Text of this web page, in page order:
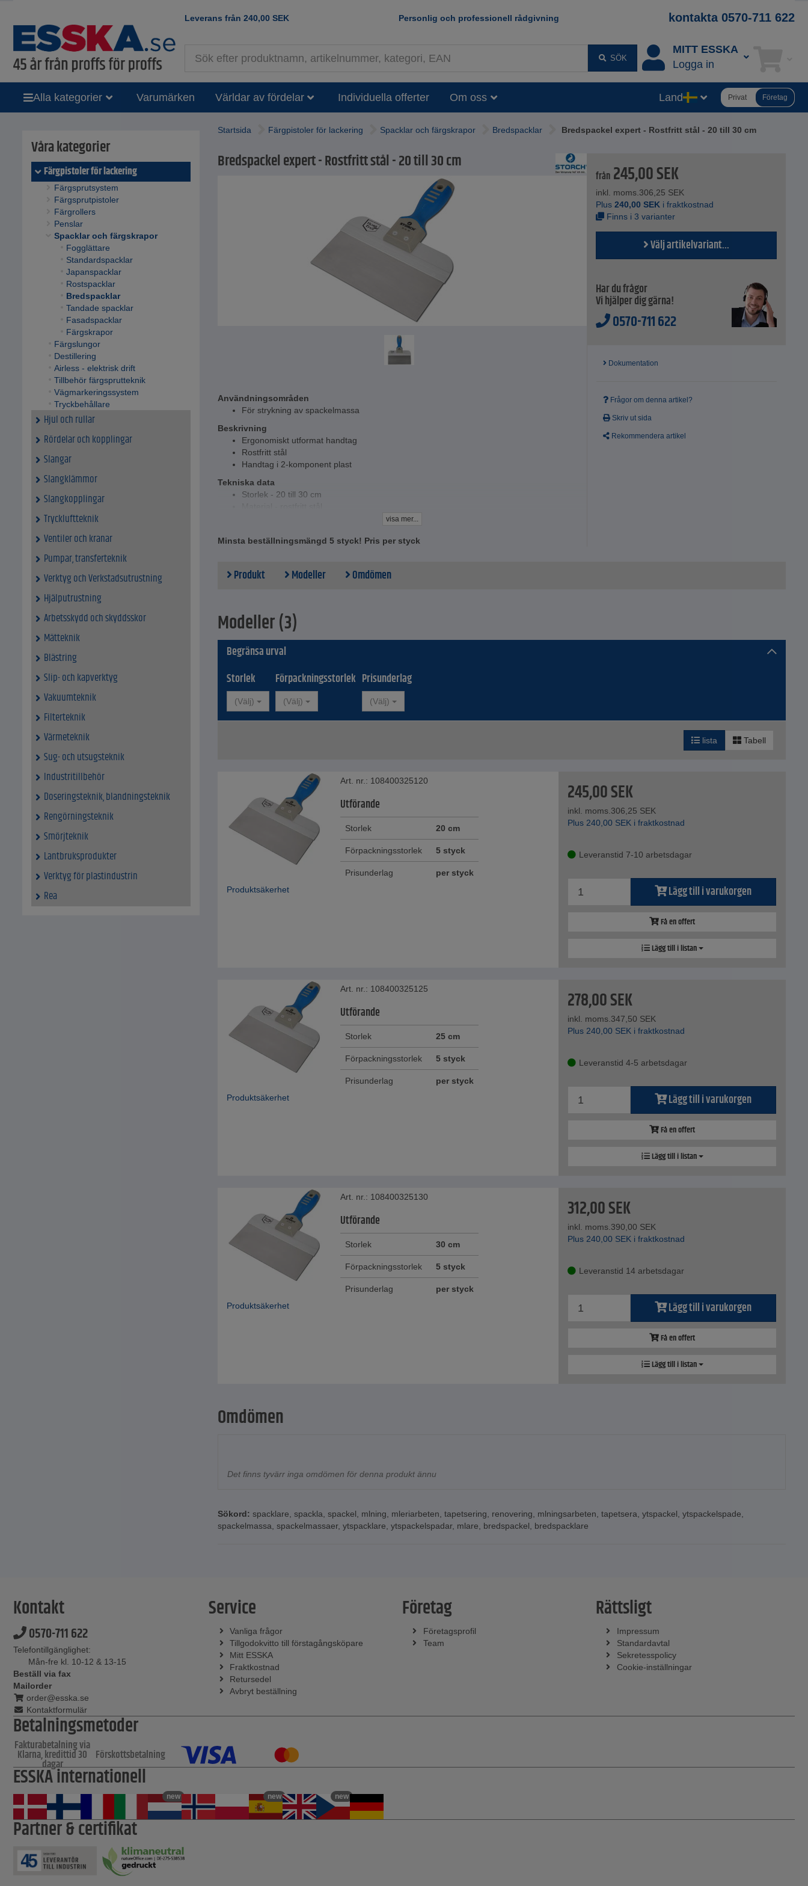
Leverans från 240,00 SEK Personlig och professionell rådgivning kontakta 0570-711 622
SÖK
MITT ESSKA
Logga in
Alla kategorier Varumärken Världar av fördelar Individuella offerter Om oss Land Privat Företag
Våra kategorier
Färgpistoler för lackering
Färgsprutsystem
Färgsprutpistoler
Färgrollers
Penslar
Spacklar och färgskrapor
Fogglättare
Standardspacklar
Japanspacklar
Rostspacklar
Bredspacklar
Tandade spacklar
Fasadspacklar
Färgskrapor
Färgslungor
Destillering
Airless - elektrisk drift
Tillbehör färgsprutteknik
Vägmarkeringssystem
Tryckbehållare
Hjul och rullar
Rördelar och kopplingar
Slangar
Slangklämmor
Slangkopplingar
Tryckluftteknik
Ventiler och kranar
Pumpar, transferteknik
Verktyg och Verkstadsutrustning
Hjälputrustning
Arbetsskydd och skyddsskor
Mätteknik
Blästring
Slip- och kapverktyg
Vakuumteknik
Filterteknik
Värmeteknik
Sug- och utsugsteknik
Industritillbehör
Doseringsteknik, blandningsteknik
Rengörningsteknik
Smörjteknik
Lantbruksprodukter
Verktyg för plastindustrin
Rea
Startsida Färgpistoler för lackering Spacklar och färgskrapor Bredspacklar Bredspackel expert - Rostfritt stål - 20 till 30 cm
Bredspackel expert - Rostfritt stål - 20 till 30 cm
Användningsområden
För strykning av spackelmassa
Beskrivning
Ergonomiskt utformat handtag
Rostfritt stål
Handtag i 2-komponent plast
Tekniska data
Storlek - 20 till 30 cm
visa mer...
Minsta beställningsmängd 5 styck! Pris per styck
från 245,00SEK
inkl. moms. 306,25 SEK
Plus240,00 SEK i fraktkostnad
Finns i 3 varianter
Välj artikelvariant...
Har du frågor
Vi hjälper dig gärna!
0570-711 622
Dokumentation
Frågor om denna artikel?
Skriv ut sida
Rekommendera artikel
Produkt Modeller Omdömen
Modeller (3)
Begränsa urval
Storlek
(Välj)
Förpackningsstorlek
(Välj)
Prisunderlag
(Välj)
lista Tabell
Art. nr.: 108400325120
Utförande
Storlek 20 cm
Förpackningsstorlek 5 styck
Prisunderlag
per styck
Produktsäkerhet
245,00SEK
inkl. moms.306,25 SEK
Plus 240,00 SEK i fraktkostnad
Leveranstid 7-10 arbetsdagar
Lägg till i varukorgen
Få en offert
Lägg till i listan
Art. nr.: 108400325125
Utförande
Storlek 25 cm
Förpackningsstorlek 5 styck
Prisunderlag
per styck
Produktsäkerhet
278,00SEK
inkl. moms.347,50 SEK
Plus 240,00 SEK i fraktkostnad
Leveranstid 4-5 arbetsdagar
Lägg till i varukorgen
Få en offert
Lägg till i listan
Art. nr.: 108400325130
Utförande
Storlek 30 cm
Förpackningsstorlek 5 styck
Prisunderlag
per styck
Produktsäkerhet
312,00SEK
inkl. moms.390,00 SEK
Plus 240,00 SEK i fraktkostnad
Leveranstid 14 arbetsdagar
Lägg till i varukorgen
Få en offert
Lägg till i listan
Omdömen
Det finns tyvärr inga omdömen för denna produkt ännu
Sökord: spacklare, spackla, spackel, mlning, mleriarbeten, tapetsering, renovering, mlningsarbeten, tapetsera, ytspackel, ytspackelspade,
spackelmassa, spackelmassaer, ytspacklare, ytspackelspadar, mlare, bredspackel, bredspacklare
Kontakt
0570-711 622
Telefontillgänglighet:
Mån-fre kl. 10-12 & 13-15
Beställ via fax
Mailorder
order@esska.se
Kontaktformulär
Service
Vanliga frågor
Tillgodokvitto till förstagångsköpare
Mitt ESSKA
Fraktkostnad
Retursedel
Avbryt beställning
Företag
Företagsprofil
Team
Rättsligt
Impressum
Standardavtal
Sekretesspolicy
Cookie-inställningar
Betalningsmetoder
Fakturabetalning via
Klarna, kredittid 30
dagar
Förskottsbetalning
ESSKA internationell
new new new
Partner & certifikat